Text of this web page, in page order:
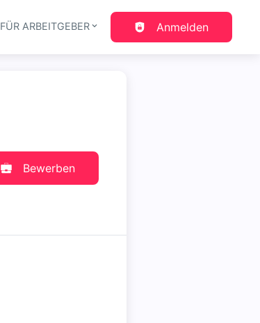
FÜR ARBEITGEBER Anmelden
Bewerben